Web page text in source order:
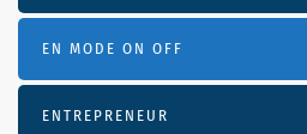
EN MODE ON OFF
ENTREPRENEUR